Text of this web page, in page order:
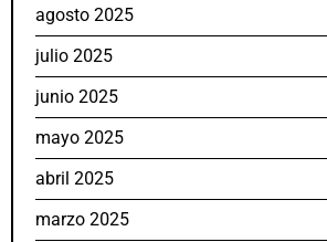
agosto 2025
julio 2025
junio 2025
mayo 2025
abril 2025
marzo 2025